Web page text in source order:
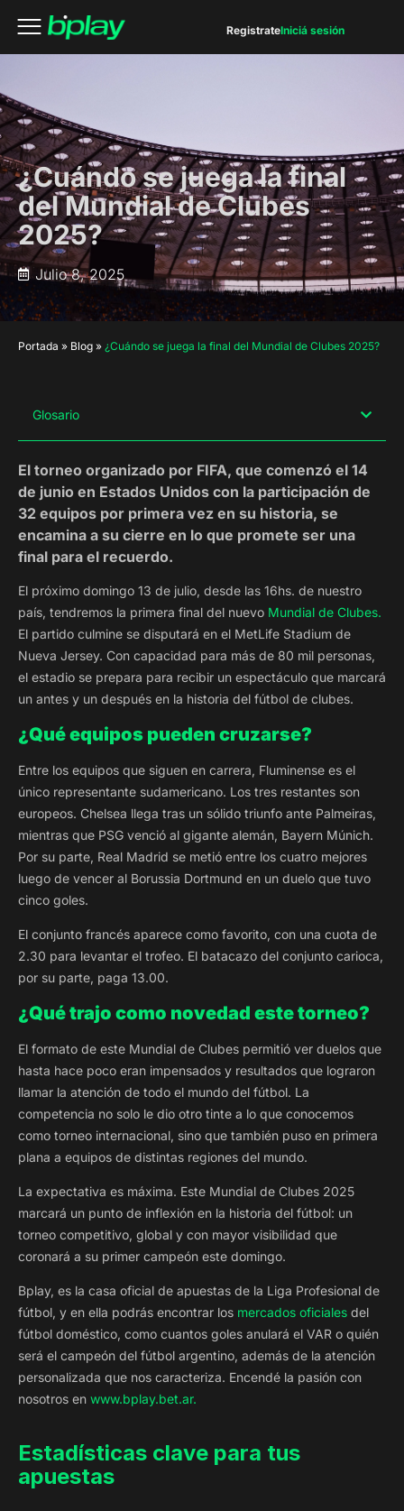
RegistrateIniciá sesión
¿Cuándo se juega la final
del Mundial de Clubes
2025?
Julio 8, 2025
Portada » Blog » ¿Cuándo se juega la final del Mundial de Clubes 2025?
Glosario
El torneo organizado por FIFA, que comenzó el 14
de junio en Estados Unidos con la participación de
32 equipos por primera vez en su historia, se
encamina a su cierre en lo que promete ser una
final para el recuerdo.
El próximo domingo 13 de julio, desde las 16hs. de nuestro
país, tendremos la primera final del nuevo Mundial de Clubes.
El partido culmine se disputará en el MetLife Stadium de
Nueva Jersey. Con capacidad para más de 80 mil personas,
el estadio se prepara para recibir un espectáculo que marcará
un antes y un después en la historia del fútbol de clubes.
¿Qué equipos pueden cruzarse?
Entre los equipos que siguen en carrera, Fluminense es el
único representante sudamericano. Los tres restantes son
europeos. Chelsea llega tras un sólido triunfo ante Palmeiras,
mientras que PSG venció al gigante alemán, Bayern Múnich.
Por su parte, Real Madrid se metió entre los cuatro mejores
luego de vencer al Borussia Dortmund en un duelo que tuvo
cinco goles.
El conjunto francés aparece como favorito, con una cuota de
2.30 para levantar el trofeo. El batacazo del conjunto carioca,
por su parte, paga 13.00.
¿Qué trajo como novedad este torneo?
El formato de este Mundial de Clubes permitió ver duelos que
hasta hace poco eran impensados y resultados que lograron
llamar la atención de todo el mundo del fútbol. La
competencia no solo le dio otro tinte a lo que conocemos
como torneo internacional, sino que también puso en primera
plana a equipos de distintas regiones del mundo.
La expectativa es máxima. Este Mundial de Clubes 2025
marcará un punto de inflexión en la historia del fútbol: un
torneo competitivo, global y con mayor visibilidad que
coronará a su primer campeón este domingo.
Bplay, es la casa oficial de apuestas de la Liga Profesional de
fútbol, y en ella podrás encontrar los mercados oficiales del
fútbol doméstico, como cuantos goles anulará el VAR o quién
será el campeón del fútbol argentino, además de la atención
personalizada que nos caracteriza. Encendé la pasión con
nosotros en www.bplay.bet.ar.
Estadísticas clave para tus
apuestas